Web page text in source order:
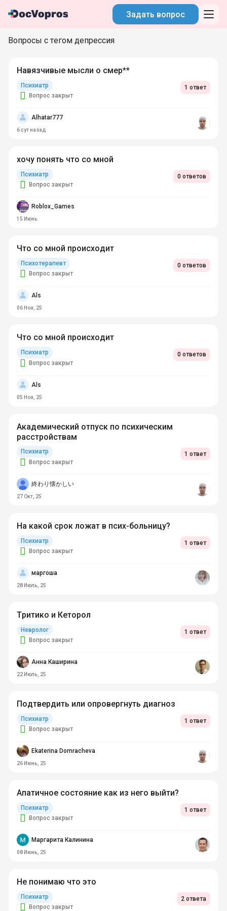
Задать вопрос
Вопросы с тегом депрессия
Навязчивые мысли о смер**
Психиатр
Вопрос закрыт
1 ответ
Alhatar777
6 сут назад
хочу понять что со мной
Психиатр
Вопрос закрыт
0 ответов
Roblox_Games
15 Июнь
Что со мной происходит
Психотерапевт
Вопрос закрыт
0 ответов
Als
06 Ноя, 25
Что со мной происходит
Психиатр
Вопрос закрыт
0 ответов
Als
05 Ноя, 25
Академический отпуск по психическим
расстройствам
Психиатр
Вопрос закрыт
1 ответ
終わり懐かしい
27 Окт, 25
На какой срок ложат в псих-больницу?
Психиатр
Вопрос закрыт
1 ответ
маргоша
28 Июль, 25
Тритико и Кеторол
Невролог
Вопрос закрыт
1 ответ
Анна Каширина
22 Июль, 25
Подтвердить или опровергнуть диагноз
Психиатр
Вопрос закрыт
1 ответ
Ekaterina Domracheva
26 Июнь, 25
Апатичное состояние как из него выйти?
Психиатр
Вопрос закрыт
1 ответ
Маргарита Калинина
08 Июнь, 25
Не понимаю что это
Психиатр
Вопрос закрыт
2 ответа